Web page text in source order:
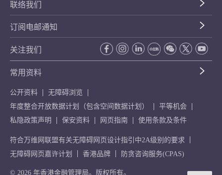
联络我们
订阅电邮通知
关注我们
常用资料
公开资料
无障碍浏览
年度整合开放数据计划（包含空间数据计划）
平等机会
私隐政策声明
保安资料 网页指南 使用条款及条件
符合万维网联盟有关无障碍网页设计指引中2A级别的要求
无障碍网页嘉许计划
香港品牌 防贪咨询服务(CPAS)
© 2026 年香港金融管理局。版权所有。